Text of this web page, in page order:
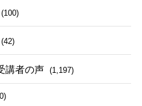
(100)
(42)
講者の声 (1,197)